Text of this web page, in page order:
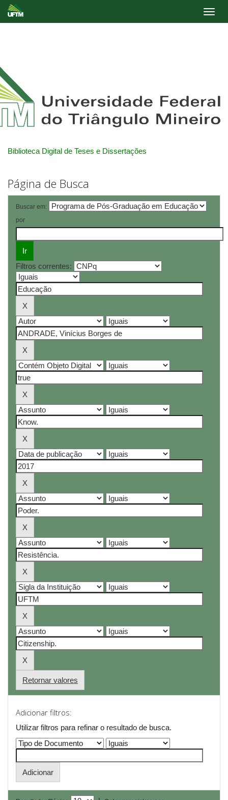
Biblioteca Digital de Teses e Dissertações
Página de Busca
Buscar em:
por
Filtros correntes:
Retornar valores
Adicionar filtros:
Utilizar filtros para refinar o resultado de busca.